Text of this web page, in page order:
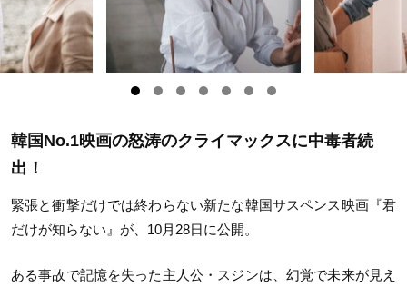
韓国No.1映画の怒涛のクライマックスに中毒者続
出！
緊張と衝撃だけでは終わらない新たな韓国サスペンス映画『君
だけが知らない』が、10月28日に公開。
ある事故で記憶を失った主人公・スジンは、幻覚で未来が見え